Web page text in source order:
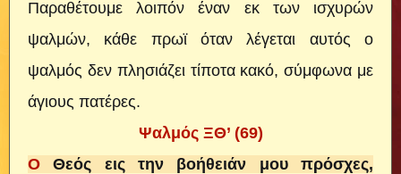
Παραθέτουμε λοιπόν έναν εκ των ισχυρών
ψαλμών, κάθε πρωϊ όταν λέγεται αυτός ο
ψαλμός δεν πλησιάζει τίποτα κακό, σύμφωνα με
άγιους πατέρες.
Ψαλμός ΞΘ’ (69)
Ο Θεός εις την βοήθειάν μου πρόσχες,